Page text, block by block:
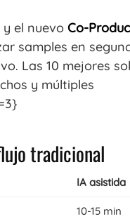
el nuevo Co-
samples en
Las 10 mejores
y múltiples
tradicional
IA asistida
10-15 min